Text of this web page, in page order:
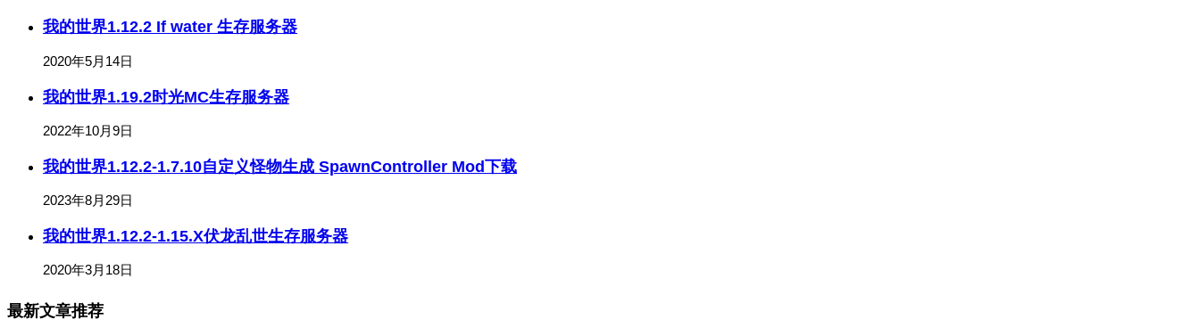
我的世界1.12.2 If water 生存服务器
2020年5月14日
我的世界1.19.2时光MC生存服务器
2022年10月9日
我的世界1.12.2-1.7.10自定义怪物生成 SpawnController Mod下载
2023年8月29日
我的世界1.12.2-1.15.X伏龙乱世生存服务器
2020年3月18日
最新文章推荐